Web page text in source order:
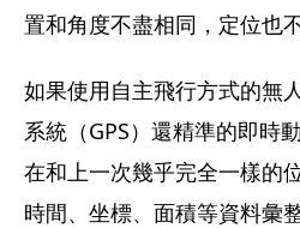
置和角度不盡相同，定位也
如果使用自主飛行方式的無
系統（GPS）還精準的即時
在和上一次幾乎完全一樣的
時間、坐標、面積等資料彙